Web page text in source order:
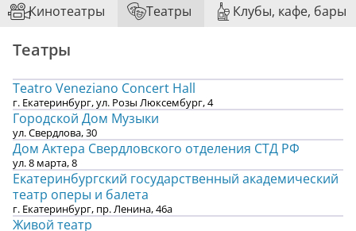
Кинотеатры Театры Клубы, кафе, бары
Театры
Teatro Veneziano Concert Hall
г. Екатеринбург, ул. Розы Люксембург, 4
Городской Дом Музыки
ул. Свердлова, 30
Дом Актера Свердловского отделения СТД РФ
ул. 8 марта, 8
Екатеринбургский государственный академический
театр оперы и балета
г. Екатеринбург, пр. Ленина, 46а
Живой театр